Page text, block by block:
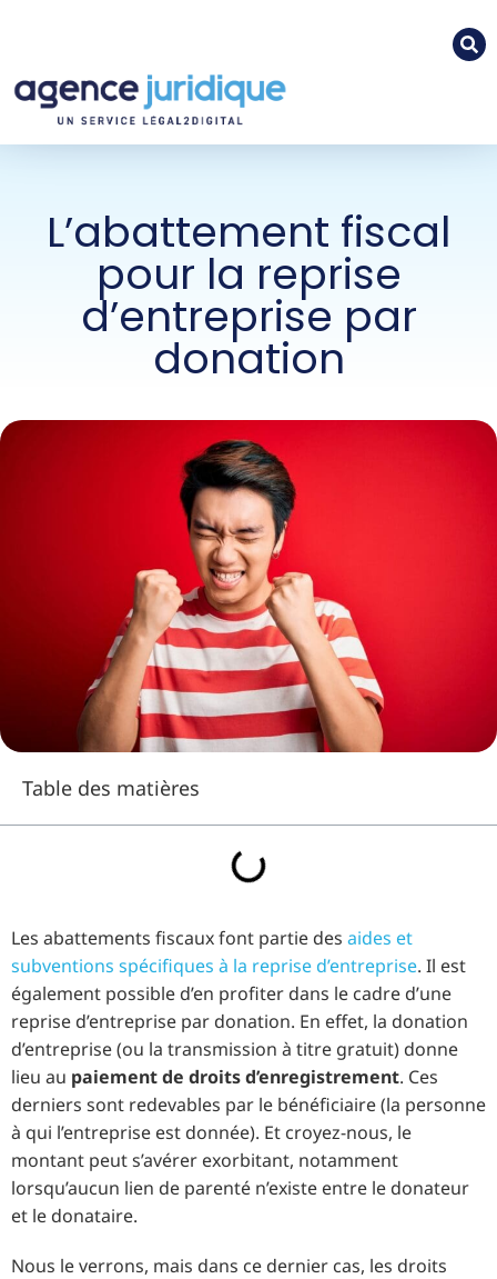
L’abattement fiscal
pour la reprise
d’entreprise par
donation
Table des matières
Les abattements fiscaux font partie des aides et
subventions spécifiques à la reprise d’entreprise. Il est
également possible d’en profiter dans le cadre d’une
reprise d’entreprise par donation. En effet, la donation
d’entreprise (ou la transmission à titre gratuit) donne
lieu au paiement de droits d’enregistrement. Ces
derniers sont redevables par le bénéficiaire (la personne
à qui l’entreprise est donnée). Et croyez-nous, le
montant peut s’avérer exorbitant, notamment
lorsqu’aucun lien de parenté n’existe entre le donateur
et le donataire.
Nous le verrons, mais dans ce dernier cas, les droits